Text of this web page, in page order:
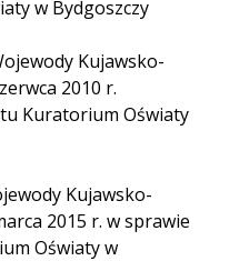
w Bydgoszczy
Kujawsko-
2010 r.
Kuratorium Oświaty
Kujawsko-
2015 r. w sprawie
Oświaty w